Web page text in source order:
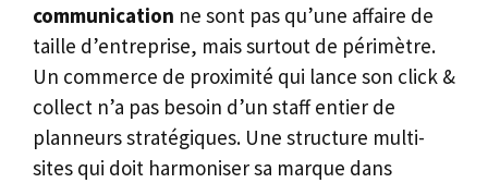
communication ne sont pas qu’une affaire de
taille d’entreprise, mais surtout de périmètre.
Un commerce de proximité qui lance son click &
collect n’a pas besoin d’un staff entier de
planneurs stratégiques. Une structure multi-
sites qui doit harmoniser sa marque dans